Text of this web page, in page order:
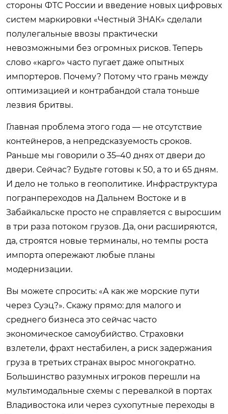
стороны ФТС России и введение новых цифровых
систем маркировки «Честный ЗНАК» сделали
полулегальные ввозы практически
невозможными без огромных рисков. Теперь
слово «карго» часто пугает даже опытных
импортеров. Почему? Потому что грань между
оптимизацией и контрабандой стала тоньше
лезвия бритвы.
Главная проблема этого года — не отсутствие
контейнеров, а непредсказуемость сроков.
Раньше мы говорили о 35–40 днях от двери до
двери. Сейчас? Будьте готовы к 50, а то и 65 дням.
И дело не только в геополитике. Инфраструктура
погранпереходов на Дальнем Востоке и в
Забайкальске просто не справляется с выросшим
в три раза потоком грузов. Да, они расширяются,
да, строятся новые терминалы, но темпы роста
импорта опережают любые планы
модернизации.
Вы можете спросить: «А как же морские пути
через Суэц?». Скажу прямо: для малого и
среднего бизнеса это сейчас часто
экономическое самоубийство. Страховки
взлетели, фрахт нестабилен, а риск задержания
груза в третьих странах вырос многократно.
Большинство разумных игроков перешли на
мультимодальные схемы с перевалкой в портах
Владивостока или через сухопутные переходы в